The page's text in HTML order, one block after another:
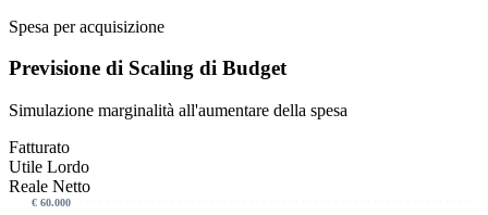
Spesa per acquisizione
Previsione di Scaling di Budget
Simulazione marginalità all'aumentare della spesa
Fatturato
Utile Lordo
Reale Netto
€ 60.000